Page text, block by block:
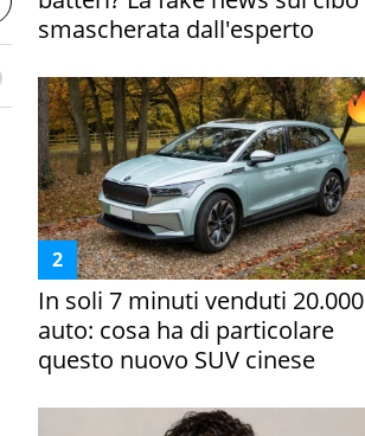
smascherata dall'esperto
In soli 7 minuti venduti 20.000
auto: cosa ha di particolare
questo nuovo SUV cinese